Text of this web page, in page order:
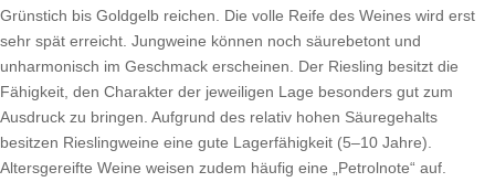
Grünstich bis Goldgelb reichen. Die volle Reife des Weines wird erst
sehr spät erreicht. Jungweine können noch säurebetont und
unharmonisch im Geschmack erscheinen. Der Riesling besitzt die
Fähigkeit, den Charakter der jeweiligen Lage besonders gut zum
Ausdruck zu bringen. Aufgrund des relativ hohen Säuregehalts
besitzen Rieslingweine eine gute Lagerfähigkeit (5–10 Jahre).
Altersgereifte Weine weisen zudem häufig eine „Petrolnote“ auf.